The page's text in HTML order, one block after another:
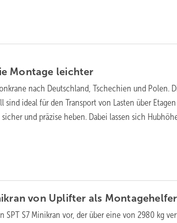
Montage leichter
nach Deutschland, Tschechien und Polen.
sind ideal für den Transport von Lasten über
und präzise heben. Dabei lassen sich
von Uplifter als Montagehelfer
SPT S7 Minikran vor, der über eine von 2980 kg